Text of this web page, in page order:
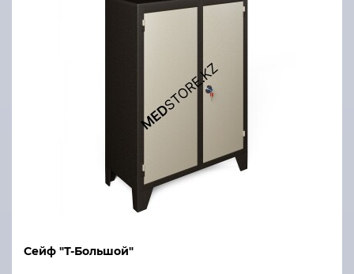
Сейф "Т-Большой"